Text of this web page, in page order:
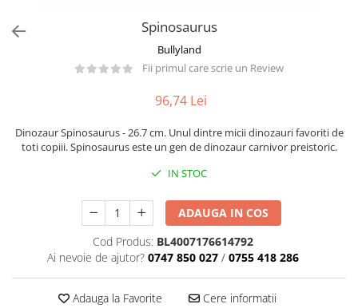
Mașinuțe
8-10 Ani
Spinosaurus
Bullyland
Fii primul care scrie un Review
96,74 Lei
Dinozaur Spinosaurus - 26.7 cm. Unul dintre micii dinozauri favoriti de
toti copiii. Spinosaurus este un gen de dinozaur carnivor preistoric.
IN STOC
ADAUGA IN COS
Cod Produs: BL4007176614792
Ai nevoie de ajutor? 0747 850 027 / 0755 418 286
Adauga la Favorite Cere informatii